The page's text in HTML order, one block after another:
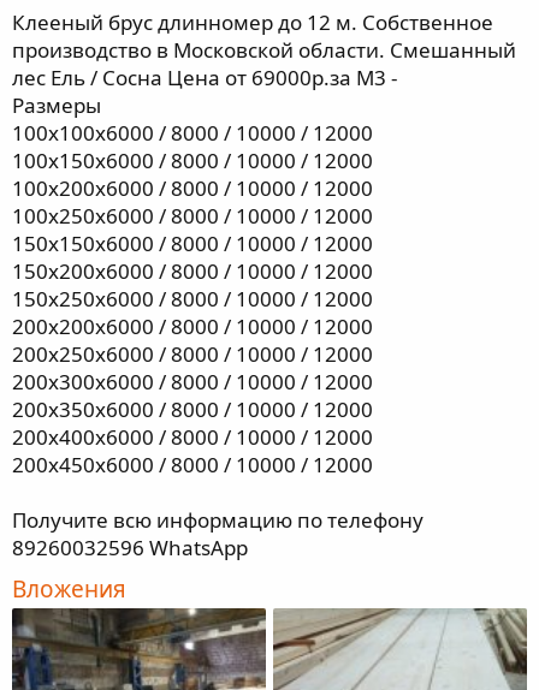
ы
л
а
Клееный брус длинномер до 12 м. Собственное
производство в Московской области. Смешанный
лес Ель / Сосна Цена от 69000р.за М3 -
Размеры
100х100х6000 / 8000 / 10000 / 12000
100х150х6000 / 8000 / 10000 / 12000
100х200х6000 / 8000 / 10000 / 12000
100х250х6000 / 8000 / 10000 / 12000
150х150х6000 / 8000 / 10000 / 12000
150х200х6000 / 8000 / 10000 / 12000
150х250х6000 / 8000 / 10000 / 12000
200х200х6000 / 8000 / 10000 / 12000
200х250х6000 / 8000 / 10000 / 12000
200х300х6000 / 8000 / 10000 / 12000
200х350х6000 / 8000 / 10000 / 12000
200х400х6000 / 8000 / 10000 / 12000
200х450х6000 / 8000 / 10000 / 12000
Получите всю информацию по телефону
89260032596 WhatsApp
Вложения